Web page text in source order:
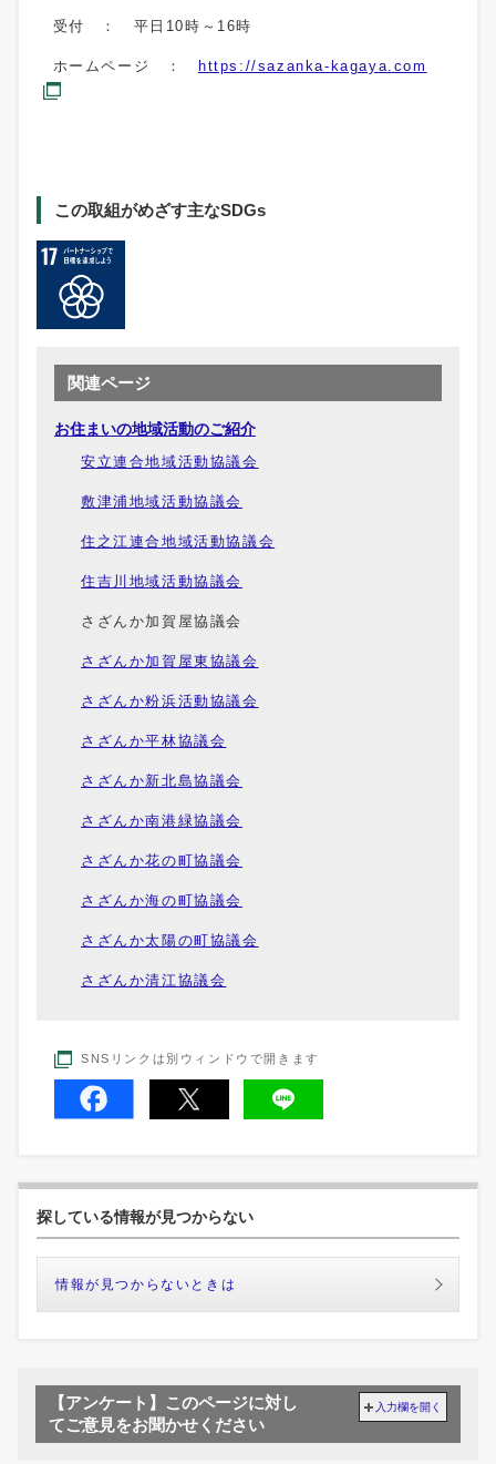
受付 ： 平日10時～16時
ホームページ ： https://sazanka-kagaya.com
この取組がめざす主なSDGs
関連ページ
お住まいの地域活動のご紹介
安立連合地域活動協議会
敷津浦地域活動協議会
住之江連合地域活動協議会
住吉川地域活動協議会
さざんか加賀屋協議会
さざんか加賀屋東協議会
さざんか粉浜活動協議会
さざんか平林協議会
さざんか新北島協議会
さざんか南港緑協議会
さざんか花の町協議会
さざんか海の町協議会
さざんか太陽の町協議会
さざんか清江協議会
SNSリンクは別ウィンドウで開きます
探している情報が見つからない
情報が見つからないときは
【アンケート】このページに対し
てご意見をお聞かせください
入力欄を開く